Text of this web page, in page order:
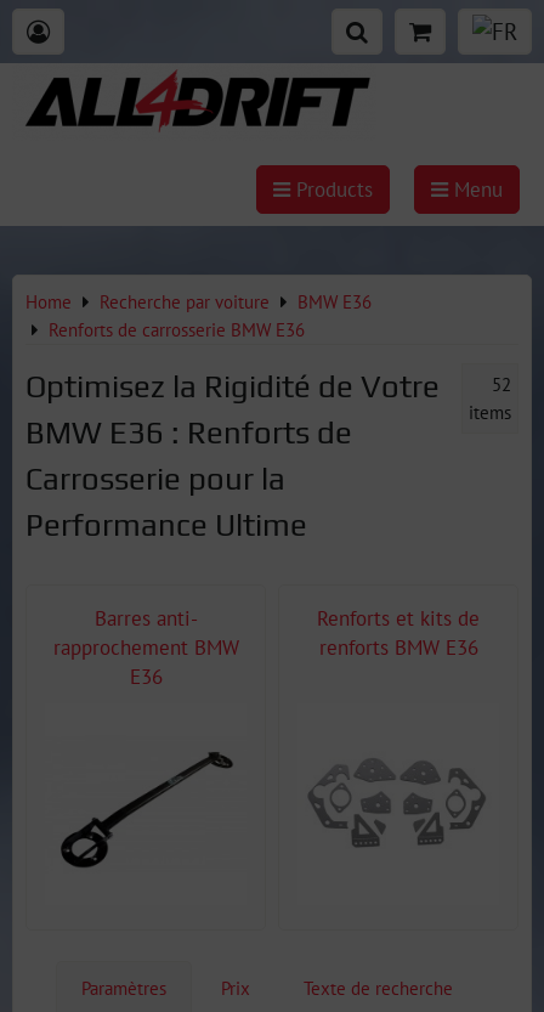
Products Menu
Home Recherche par voiture
BMW E36
Renforts de carrosserie BMW E36
Optimisez la Rigidité de Votre
BMW E36 : Renforts de
Carrosserie pour la
Performance Ultime
52
items
Barres anti-
rapprochement BMW
E36
Renforts et kits de
renforts BMW E36
Paramètres Prix Texte de recherche